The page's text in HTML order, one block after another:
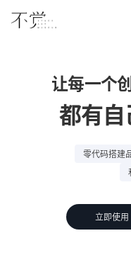
让每一个
都有自
零代码搭建
立即使用